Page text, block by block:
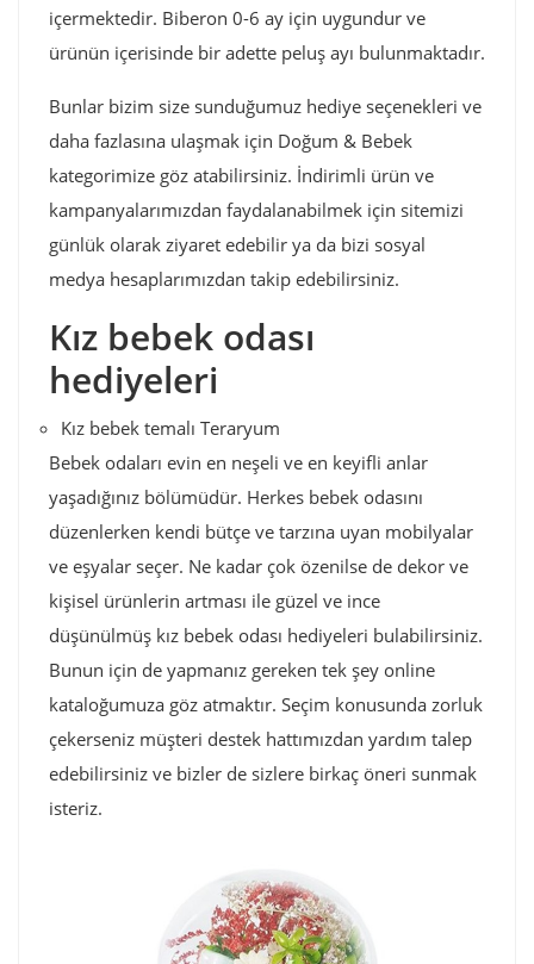
içermektedir. Biberon 0-6 ay için uygundur ve
ürünün içerisinde bir adette peluş ayı bulunmaktadır.
Bunlar bizim size sunduğumuz hediye seçenekleri ve
daha fazlasına ulaşmak için Doğum & Bebek
kategorimize göz atabilirsiniz. İndirimli ürün ve
kampanyalarımızdan faydalanabilmek için sitemizi
günlük olarak ziyaret edebilir ya da bizi sosyal
medya hesaplarımızdan takip edebilirsiniz.
Kız bebek odası
hediyeleri
Kız bebek temalı Teraryum
Bebek odaları evin en neşeli ve en keyifli anlar
yaşadığınız bölümüdür. Herkes bebek odasını
düzenlerken kendi bütçe ve tarzına uyan mobilyalar
ve eşyalar seçer. Ne kadar çok özenilse de dekor ve
kişisel ürünlerin artması ile güzel ve ince
düşünülmüş kız bebek odası hediyeleri bulabilirsiniz.
Bunun için de yapmanız gereken tek şey online
kataloğumuza göz atmaktır. Seçim konusunda zorluk
çekerseniz müşteri destek hattımızdan yardım talep
edebilirsiniz ve bizler de sizlere birkaç öneri sunmak
isteriz.